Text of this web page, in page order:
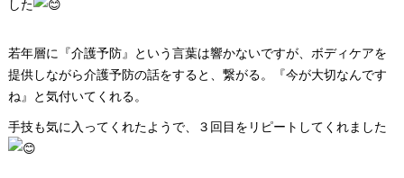
した
若年層に『介護予防』という言葉は響かないですが、ボディケアを
提供しながら介護予防の話をすると、繋がる。『今が大切なんです
ね』と気付いてくれる。
手技も気に入ってくれたようで、３回目をリピートしてくれました